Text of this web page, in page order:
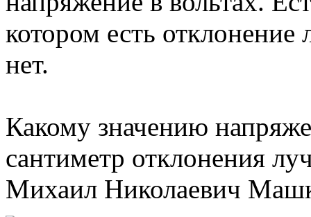
котором есть
нет.
Какому значению
сантиметр отклонения
Михаил Николаевич